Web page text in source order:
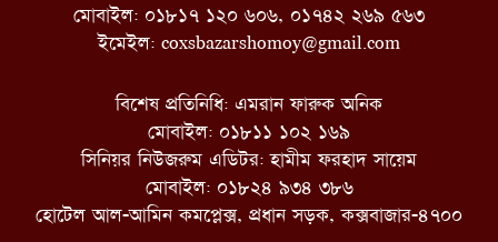
মোবাইল: ০১৮১৭ ১২০ ৬০৬, ০১৭৪২ ২৬৯ ৫৬৩
ইমেইল: coxsbazarshomoy@gmail.com
বিশেষ প্রতিনিধি: এমরান ফারুক অনিক
মোবাইল: ০১৮১১ ১০২ ১৬৯
সিনিয়র নিউজরুম এডিটর: হামীম ফরহাদ সায়েম
মোবাইল: ০১৮২৪ ৯৩৪ ৩৮৬
হোটেল আল-আমিন কমপ্লেক্স, প্রধান সড়ক, কক্সবাজার-৪৭০০